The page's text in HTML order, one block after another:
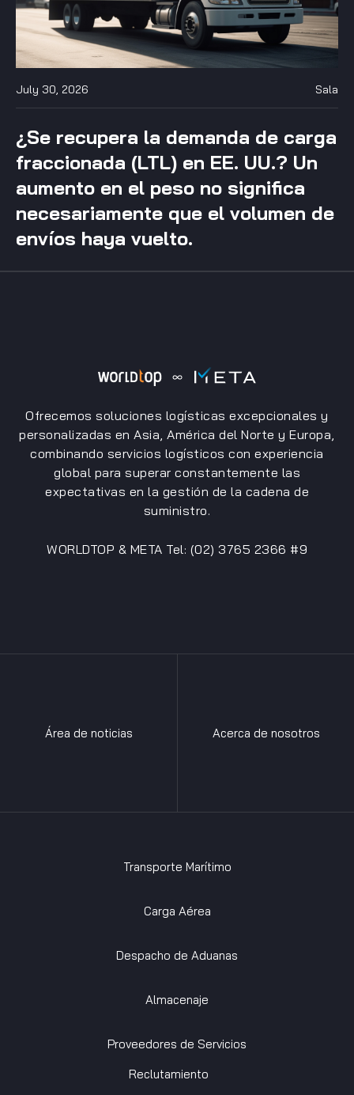
July 30, 2026 Sala
¿Se recupera la demanda de carga
fraccionada (LTL) en EE. UU.? Un
aumento en el peso no significa
necesariamente que el volumen de
envíos haya vuelto.
Ofrecemos soluciones logísticas excepcionales y
personalizadas en Asia, América del Norte y Europa,
combinando servicios logísticos con experiencia
global para superar constantemente las
expectativas en la gestión de la cadena de
suministro.
WORLDTOP & META Tel: (02) 3765 2366 #9
Área de noticias Acerca de nosotros
Transporte Marítimo
Carga Aérea
Despacho de Aduanas
Almacenaje
Proveedores de Servicios
Reclutamiento